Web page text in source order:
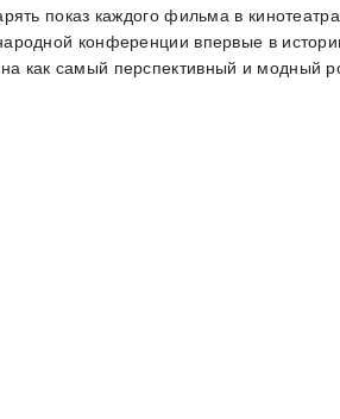
показ каждого фильма в
конференции впервые в
как самый перспективный и модный